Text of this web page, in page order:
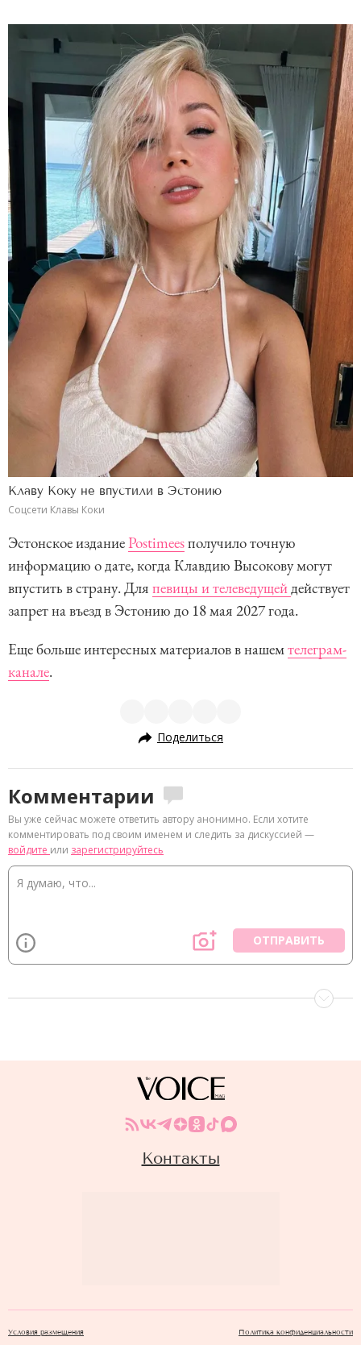
Клаву Коку не впустили в Эстонию
Соцсети Клавы Коки
Эстонское изданиеPostimeesполучило точную
информацию о дате, когда Клавдию Высокову могут
впустить в страну. Для певицы и телеведущейдействует
запрет на въезд в Эстонию до 18 мая 2027 года.
Еще больше интересных материалов в нашемтелеграм-
канале.
Поделиться
Комментарии
Вы уже сейчас можете ответить автору анонимно. Если хотите
комментировать под своим именем и следить за дискуссией —
войдите или зарегистрируйтесь
ОТПРАВИТЬ
Контакты
Условия размещения Политика конфиденциальности